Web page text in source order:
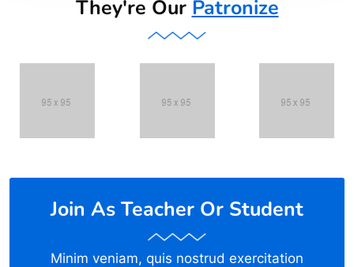
They're Our Patronize
Join As Teacher Or Student
Minim veniam, quis nostrud exercitation